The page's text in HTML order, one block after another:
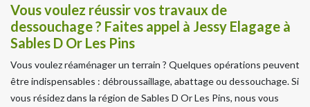
Vous voulez réussir vos travaux de
dessouchage ? Faites appel à Jessy Elagage à
Sables D Or Les Pins
Vous voulez réaménager un terrain ? Quelques opérations peuvent
être indispensables : débroussaillage, abattage ou dessouchage. Si
vous résidez dans la région de Sables D Or Les Pins, nous vous